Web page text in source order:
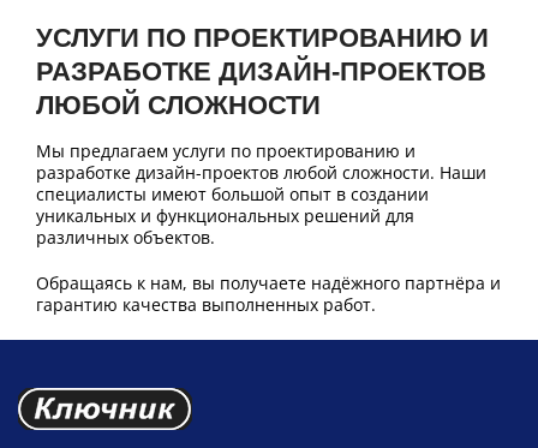
УСЛУГИ ПО ПРОЕКТИРОВАНИЮ И
РАЗРАБОТКЕ ДИЗАЙН-ПРОЕКТОВ
ЛЮБОЙ СЛОЖНОСТИ
Мы предлагаем услуги по проектированию и
разработке дизайн-проектов любой сложности. Наши
специалисты имеют большой опыт в создании
уникальных и функциональных решений для
различных объектов.
Обращаясь к нам, вы получаете надёжного партнёра и
гарантию качества выполненных работ.